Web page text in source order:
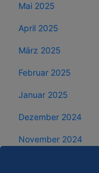
Mai 2025
April 2025
März 2025
Februar 2025
Januar 2025
Dezember 2024
November 2024